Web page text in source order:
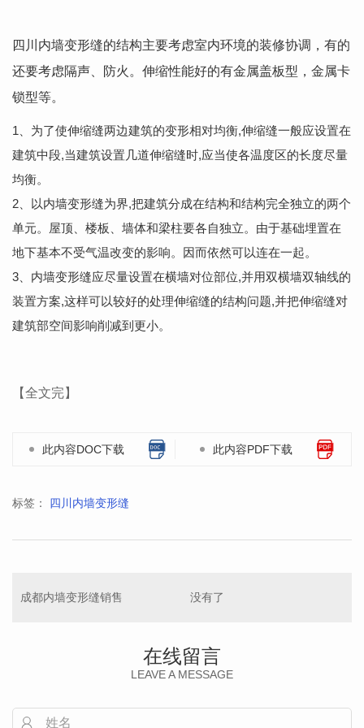
四川内墙变形缝的结构主要考虑室内环境的装修协调，有的
还要考虑隔声、防火。伸缩性能好的有金属盖板型，金属卡
锁型等。
1、为了使伸缩缝两边建筑的变形相对均衡,伸缩缝一般应设置在
建筑中段,当建筑设置几道伸缩缝时,应当使各温度区的长度尽量
均衡。
2、以内墙变形缝为界,把建筑分成在结构和结构完全独立的两个
单元。屋顶、楼板、墙体和梁柱要各自独立。由于基础埋置在
地下基本不受气温改变的影响。因而依然可以连在一起。
3、内墙变形缝应尽量设置在横墙对位部位,并用双横墙双轴线的
装置方案,这样可以较好的处理伸缩缝的结构问题,并把伸缩缝对
建筑部空间影响削减到更小。
【全文完】
此内容DOC下载 此内容PDF下载
标签： 四川内墙变形缝
成都内墙变形缝销售 没有了
在线留言
LEAVE A MESSAGE